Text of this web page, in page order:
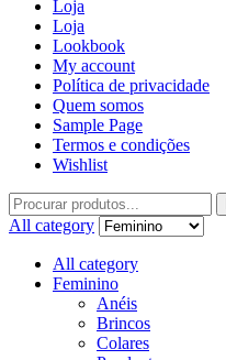
Loja
Loja
Lookbook
My account
Política de privacidade
Quem somos
Sample Page
Termos e condições
Wishlist
All category
All category
Feminino
Anéis
Brincos
Colares